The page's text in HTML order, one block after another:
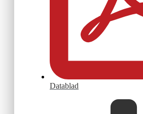
Datablad